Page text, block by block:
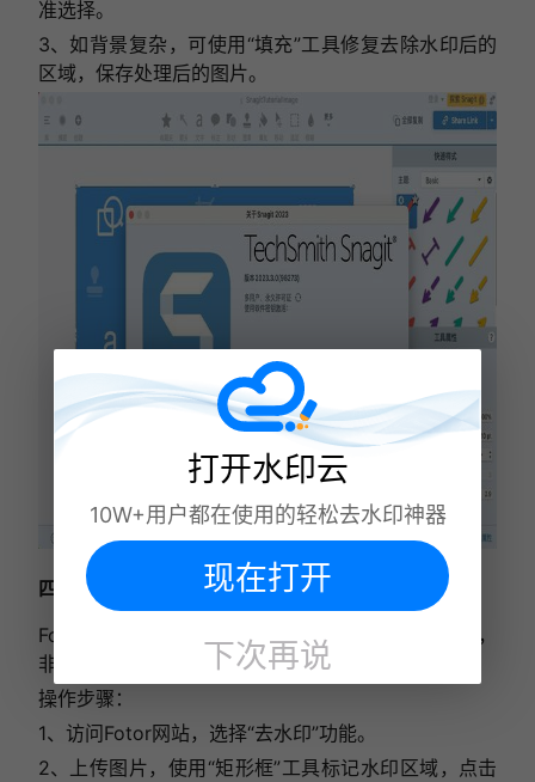
准选择。
3、如背景复杂，可使用“填充”工具修复去除水印后的
区域，保存处理后的图片。
四、Fotor
Fotor是一款在线图像处理工具，无需安装即可使用，
非常适合快速去除图片水印。
操作步骤：
1、访问Fotor网站，选择“去水印”功能。
2、上传图片，使用“矩形框”工具标记水印区域，点击
打开水印云
10W+用户都在使用的轻松去水印神器
现在打开
下次再说